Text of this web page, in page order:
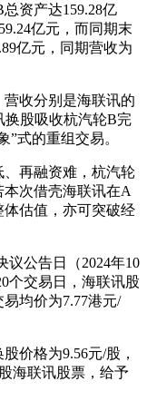
资产达159.28亿
亿元，而同期末
亿元，同期营收为
收分别是海联讯的
换股吸收杭汽轮B完
”式的重组交易。
再融资难，杭汽轮
次借壳海联讯在A
估值，亦可突破经
议公告日（2024年10
个交易日，海联讯股
均价为7.77港元/
价格为9.56元/股，
海联讯股票，给予